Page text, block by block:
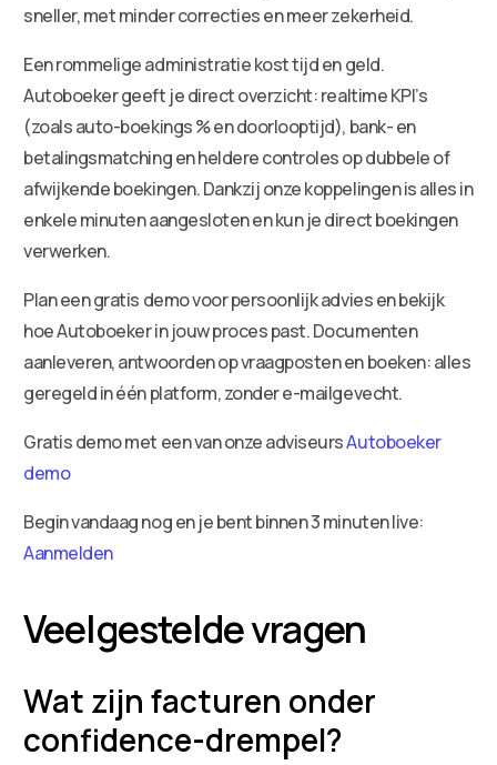
sneller, met minder correcties en meer zekerheid.
Een rommelige administratie kost tijd en geld.
Autoboeker geeft je direct overzicht: realtime KPI’s
(zoals auto-boekings % en doorlooptijd), bank- en
betalingsmatching en heldere controles op dubbele of
afwijkende boekingen. Dankzij onze koppelingen is alles in
enkele minuten aangesloten en kun je direct boekingen
verwerken.
Plan een gratis demo voor persoonlijk advies en bekijk
hoe Autoboeker in jouw proces past. Documenten
aanleveren, antwoorden op vraagposten en boeken: alles
geregeld in één platform, zonder e-mailgevecht.
Gratis demo met een van onze adviseursAutoboeker
demo
Begin vandaag nog en je bent binnen 3 minuten live:
Aanmelden
Veelgestelde vragen
Wat zijn facturen onder
confidence-drempel?